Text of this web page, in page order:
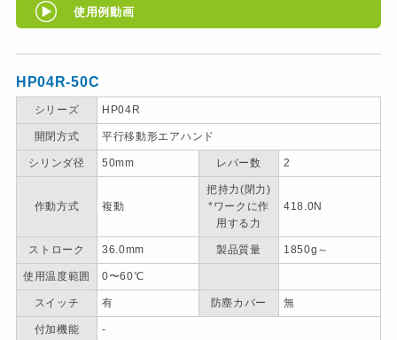
使用例動画
HP04R-50C
シリーズ HP04R
開閉方式 平行移動形エアハンド
シリンダ径 50mm レバー数 2
作動方式 複動
把持力(閉力)
*ワークに作
用する力
418.0N
ストローク 36.0mm 製品質量 1850g～
使用温度範囲 0〜60℃
スイッチ 有 防塵カバー 無
付加機能 -